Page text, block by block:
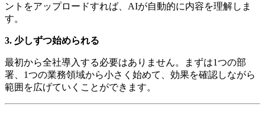
ントをアップロードすれば、AIが自動的に内容を理解しま
す。
3. 少しずつ始められる
最初から全社導入する必要はありません。まずは1つの部
署、1つの業務領域から小さく始めて、効果を確認しながら
範囲を広げていくことができます。